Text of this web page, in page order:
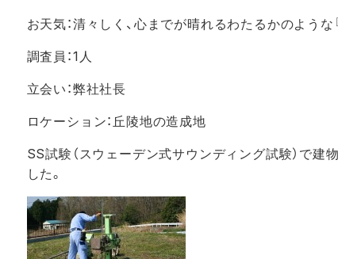
お天気：清々しく、心までが晴れるわたるかのような
調査員：1人
立会い：弊社社長
ロケーション：丘陵地の造成地
SS試験（スウェーデン式サウンディング試験）で
した。